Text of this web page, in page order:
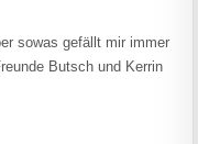
sowas gefällt mir immer
Butsch und Kerrin